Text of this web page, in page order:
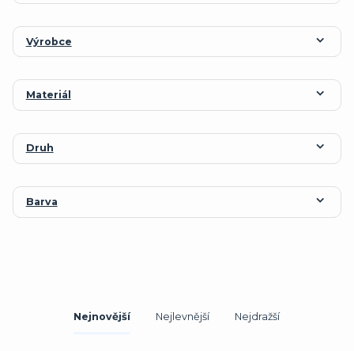
Výrobce
Materiál
Druh
Barva
Nejnovější Nejlevnější Nejdražší